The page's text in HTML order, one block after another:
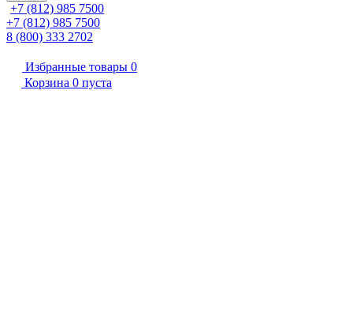
+7 (812) 985 7500
+7 (812) 985 7500
8 (800) 333 2702
Избранные товары 0
Корзина 0 пуста